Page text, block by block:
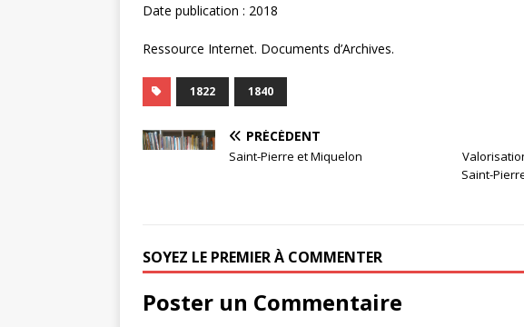
Date publication : 2018
Ressource Internet. Documents d’Archives.
1822 1840
PRÉCÉDENT
Saint-Pierre et Miquelon
Saint-
SOYEZ LE PREMIER À COMMENTER
Poster un Commentaire